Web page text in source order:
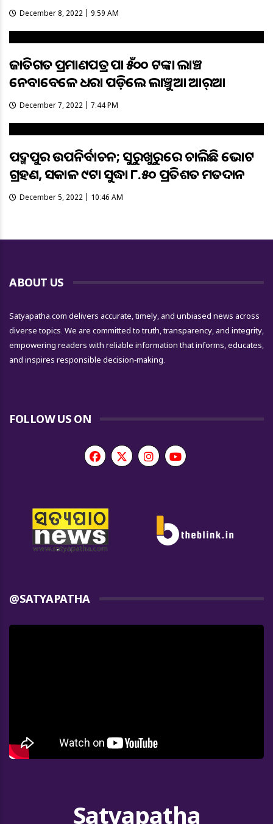
December 8, 2022 | 9:59 AM
ଜାତିଗତ ପ୍ରମାଣପତ୍ର ପାଇଁ ୫୦୦ ଟଙ୍କା ଲାଞ୍ଚ
ନେବାବେଳେ ଧରା ପଡ଼ିଲେ ଲାଞ୍ଚୁଆ ଆର୍‌ଆଇ
December 7, 2022 | 7:44 PM
ପଦ୍ମପୁର ଉପନିର୍ବାଚନ; ସୁରୁଖୁରୁରେ ଚାଲିଛି ଭୋଟ
ଗ୍ରହଣ, ସକାଳ ୯ଟା ସୁଦ୍ଧା ୮.୫୦ ପ୍ରତିଶତ ମତଦାନ
December 5, 2022 | 10:46 AM
ABOUT US
Satyapatha.com delivers accurate, timely, and unbiased news across
diverse topics. We are committed to truth, transparency, and integrity,
empowering readers with reliable information that informs, educates,
and inspires responsible decision-making.
FOLLOW US ON
@SATYAPATHA
Satyapatha